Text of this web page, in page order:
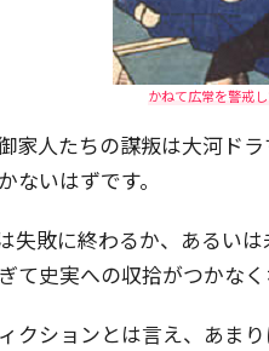
かねて広常を警戒
家人たちの謀叛は大河ド
ないはずです。
失敗に終わるか、あるい
て史実への収拾がつかなく
ィクションとは言え、あま